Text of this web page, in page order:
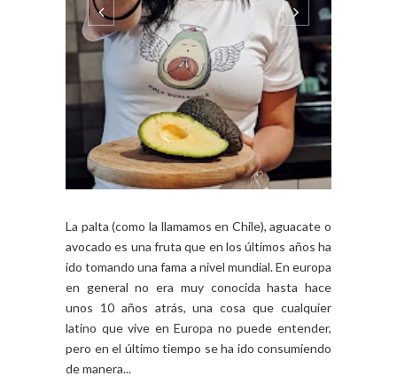
La palta (como la llamamos en Chile), aguacate o
avocado es una fruta que en los últimos años ha
ido tomando una fama a nivel mundial. En europa
en general no era muy conocida hasta hace
unos 10 años atrás, una cosa que cualquier
latino que vive en Europa no puede entender,
pero en el último tiempo se ha ido consumiendo
de manera...